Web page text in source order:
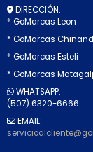
DIRECCIÓN:
* GoMarcas Leon
* GoMarcas
* GoMarcas Esteli
* GoMarcas
WHATSAPP:
(507) 6320-6666
EMAIL: